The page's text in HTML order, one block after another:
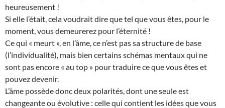
heureusement !
Si elle l’était, cela voudrait dire que tel que vous êtes, pour le
moment, vous demeurerez pour l’éternité !
Ce qui « meurt », en l’âme, ce n’est pas sa structure de base
(l’individualité), mais bien certains schémas mentaux qui ne
sont pas encore « au top » pour traduire ce que vous êtes et
pouvez devenir.
L’âme possède donc deux polarités, dont une seule est
changeante ou évolutive : celle qui contient les idées que vous